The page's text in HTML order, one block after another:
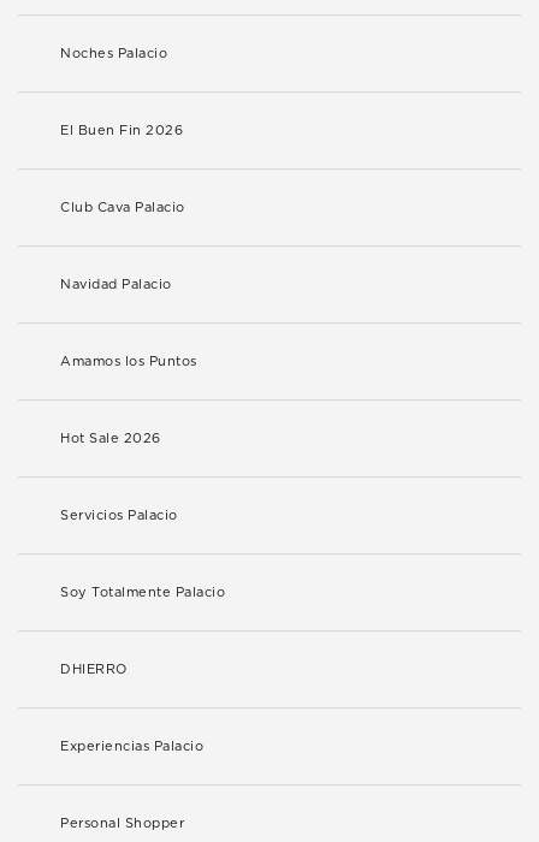
Noches Palacio
El Buen Fin 2026
Club Cava Palacio
Navidad Palacio
Amamos los Puntos
Hot Sale 2026
Servicios Palacio
Soy Totalmente Palacio
DHIERRO
Experiencias Palacio
Personal Shopper